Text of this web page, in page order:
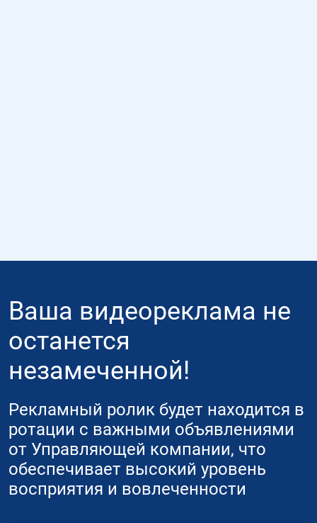
Ваша видеореклама не
останется
незамеченной!
Рекламный ролик будет находится в
ротации с важными объявлениями
от Управляющей компании, что
обеспечивает высокий уровень
восприятия и вовлеченности